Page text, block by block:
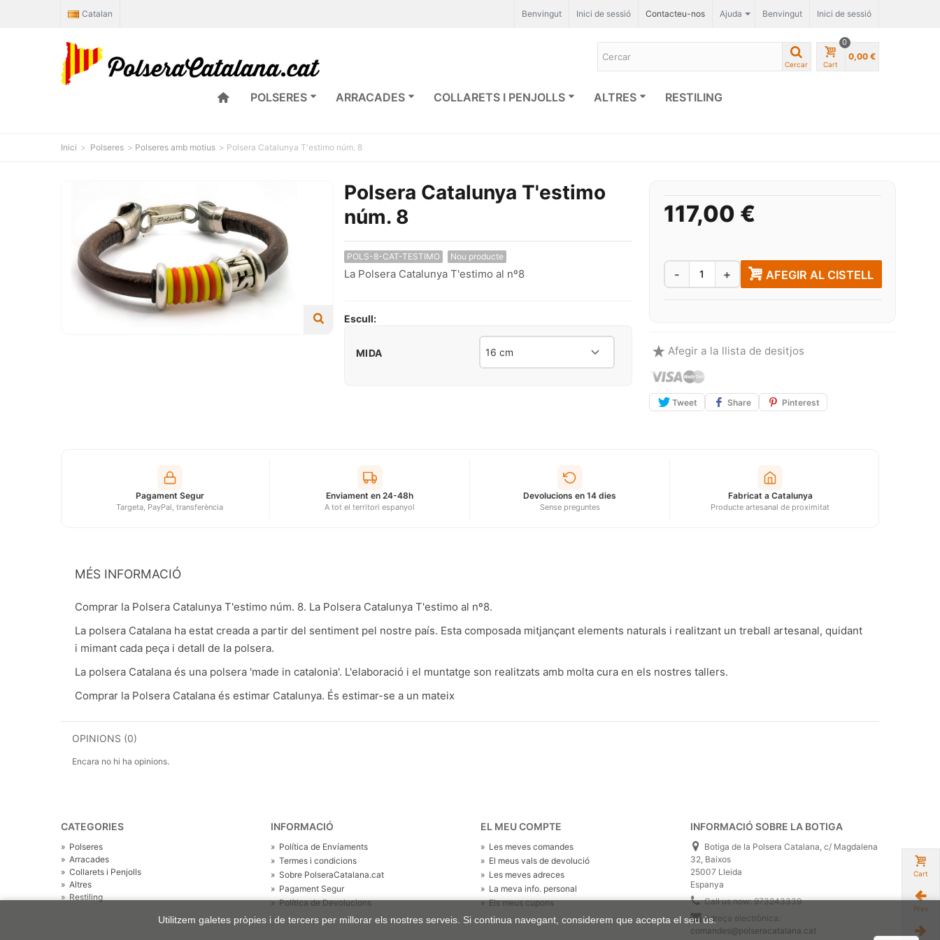
Benvingut Inici de sessió
Ajuda
Contacteu-nos
Catalan Benvingut Inici de sessió
Cercar Cart
0
0,00 €
POLSERES ARRACADES COLLARETS I PENJOLLS ALTRES RESTILING
Inici > Polseres > Polseres amb motius > Polsera Catalunya T'estimo núm. 8
Polsera Catalunya T'estimo
núm. 8
POLS-8-CAT-TESTIMO Nou producte
La Polsera Catalunya T'estimo al nº8
Escull:
MIDA
117,00 €
-
Quantitat
+ AFEGIR AL CISTELL
Afegir a la llista de desitjos
Tweet Share Pinterest
Pagament Segur
Targeta, PayPal, transferència
Enviament en 24-48h
A tot el territori espanyol
Devolucions en 14 dies
Sense preguntes
Fabricat a Catalunya
Producte artesanal de proximitat
MÉS INFORMACIÓ
Comprar la Polsera Catalunya T'estimo núm. 8. La Polsera Catalunya T'estimo al nº8.
La polsera Catalana ha estat creada a partir del sentiment pel nostre país. Esta composada mitjançant elements naturals i realitzant un treball artesanal, quidant
i mimant cada peça i detall de la polsera.
La polsera Catalana és una polsera 'made in catalonia'. L'elaboració i el muntatge son realitzats amb molta cura en els nostres tallers.
Comprar la Polsera Catalana és estimar Catalunya. És estimar-se a un mateix
OPINIONS (0)
Encara no hi ha opinions.
CATEGORIES
» Polseres
» Arracades
» Collarets i Penjolls
» Altres
» Restiling
INFORMACIÓ
» Política de Envíaments
» Termes i condicions
» Sobre PolseraCatalana.cat
» Pagament Segur
»Política de Devolucions
Utilitzem galetes pròpies i de tercers per millorar els nostres serveis. Si continua navegant, considerem que accepta el seu ús.
EL MEU COMPTE
» Les meves comandes
» El meus vals de devolució
» Les meves adreces
» La meva info. personal
»Els meus cupons
INFORMACIÓ SOBRE LA BOTIGA
Botiga de la Polsera Catalana, c/ Magdalena
32, Baixos
25007 Lleida
Espanya
Call us now:973243339
Adreça electrònica:
comandes@polseracatalana.cat
Cart
Prev